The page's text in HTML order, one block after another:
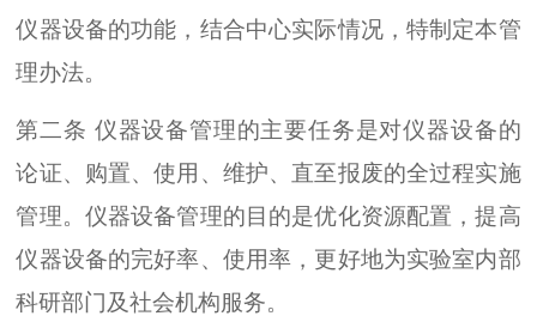
仪器设备的功能，结合中心实际情况，特制定本管
理办法。
第二条 仪器设备管理的主要任务是对仪器设备的
论证、购置、使用、维护、直至报废的全过程实施
管理。仪器设备管理的目的是优化资源配置，提高
仪器设备的完好率、使用率，更好地为实验室内部
科研部门及社会机构服务。